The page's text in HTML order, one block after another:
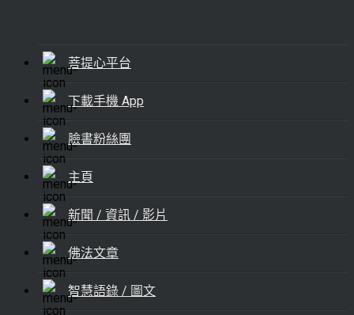
菩提心平台
下載手機 App
臉書粉絲團
主頁
新聞 / 資訊 / 影片
佛法文章
智慧語錄 / 圖文